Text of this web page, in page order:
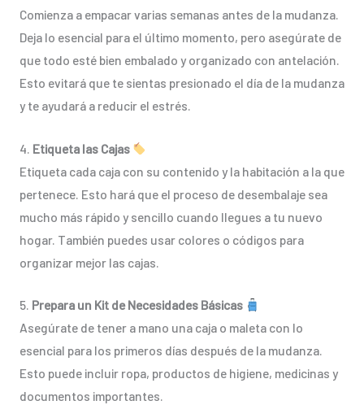
Comienza a empacar varias semanas antes de la mudanza.
Deja lo esencial para el último momento, pero asegúrate de
que todo esté bien embalado y organizado con antelación.
Esto evitará que te sientas presionado el día de la mudanza
y te ayudará a reducir el estrés.
4. Etiqueta las Cajas
Etiqueta cada caja con su contenido y la habitación a la que
pertenece. Esto hará que el proceso de desembalaje sea
mucho más rápido y sencillo cuando llegues a tu nuevo
hogar. También puedes usar colores o códigos para
organizar mejor las cajas.
5. Prepara un Kit de Necesidades Básicas
Asegúrate de tener a mano una caja o maleta con lo
esencial para los primeros días después de la mudanza.
Esto puede incluir ropa, productos de higiene, medicinas y
documentos importantes.